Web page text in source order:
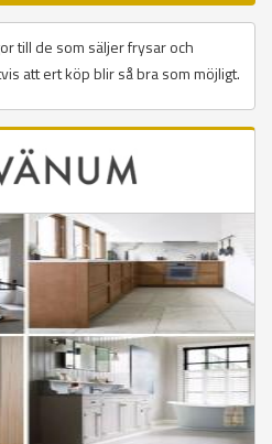
till de som säljer frysar och
att ert köp blir så bra som möjligt.